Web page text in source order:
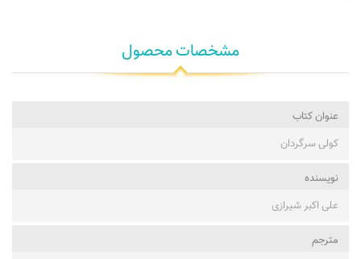
مشخصات محصول
عنوان کتاب
کولی سرگردان
نویسنده
علی اکبر شیرازی
مترجم